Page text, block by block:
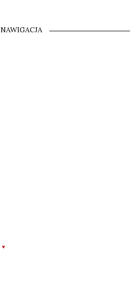
NAWIGACJA